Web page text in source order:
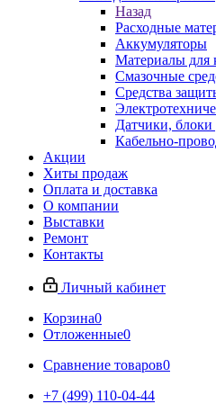
Назад
Расходные
Аккумуляторы
Материалы для
Смазочные
Средства
Датчики, блоки
Кабельно-
Акции
Хиты продаж
Оплата и доставка
О компании
Выставки
Ремонт
Контакты
Личный кабинет
Корзина0
Отложенные0
Сравнение товаров0
+7 (499) 110-04-44